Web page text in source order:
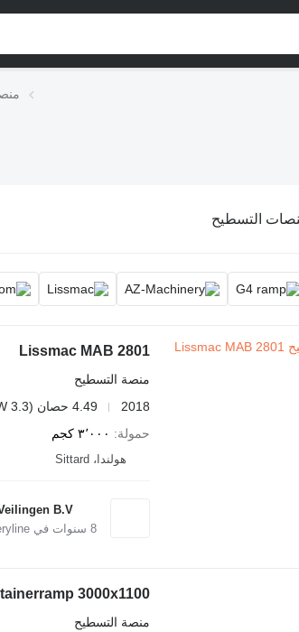
التسطيح
Lissmac MAB 2801
منصة التسطيح
2018
4.49 حصان (3.3 kW)
حمولة
٣٬٠٠٠ كجم
هولندا، Sittard
B.V.
8سنوات في Machineryline
3000x1100
منصة التسطيح